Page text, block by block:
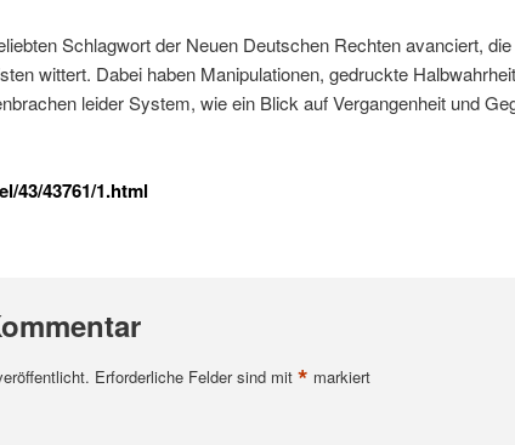
Schlagwort der Neuen Deutschen Rechten avanciert,
wittert. Dabei haben Manipulationen, gedruckte
leider System, wie ein Blick auf Vergangenheit und
43/43761/1.html
Erforderliche Felder sind mit * markiert